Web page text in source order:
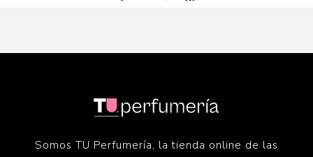
Somos TU Perfumería, la tienda online de las